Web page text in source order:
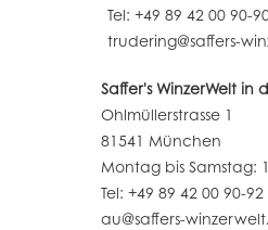
Tel: +49 89 42 00 90-
trudering@saffers-
Saffer's WinzerWelt in
Ohlmüllerstrasse 1
81541 München
Montag bis Samstag:
Tel: +49 89 42 00 90-92
au@saffers-